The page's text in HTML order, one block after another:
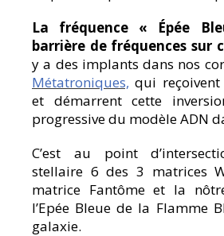
La fréquence « Épée
barrière de fréquences sur
y a des implants dans nos
Métatroniques, qui reçoivent
et démarrent cette
progressive du modèle ADN
C’est au point
stellaire 6 des 3 matrices
matrice Fantôme et la
l’Epée Bleue de la Flamme
galaxie.